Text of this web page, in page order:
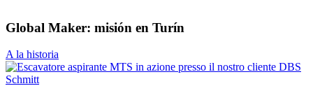
Global Maker: misión en Turín
A la historia